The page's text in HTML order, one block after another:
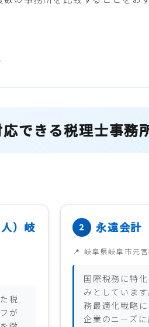
できる税理士事務
）岐
税
が
永遠会計
岐阜県岐阜市元
国際税務に特
みとしていま
務最適化戦略
企業のニーズに